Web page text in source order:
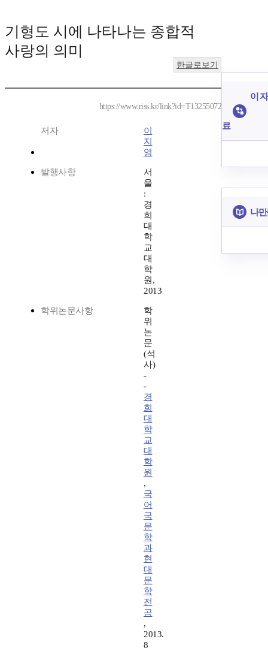
기형도 시에 나타나는 종합적
사랑의 의미
한글로보기
https://www.riss.kr/link?id=T13255072
저자
이
지
영
발행사항
서
울
:
경
희
대
학
교
대
학
원,
2013
학위논문사항
학
위
논
문
(석
사)
-
-
경
희
대
학
교
대
학
원
,
국
어
국
문
학
과
현
대
문
학
전
공
,
2013.
8
이
료
나